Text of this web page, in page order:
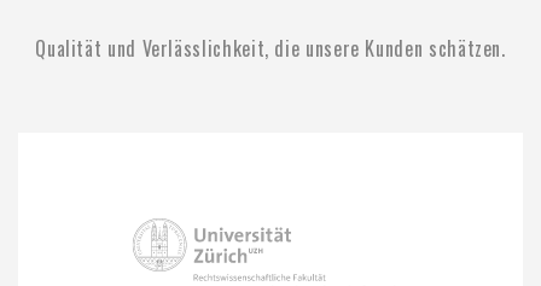
Qualität und Verlässlichkeit, die unsere Kunden schätzen.